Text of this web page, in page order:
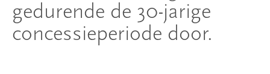
gedurende de 30-jarige
concessieperiode door.